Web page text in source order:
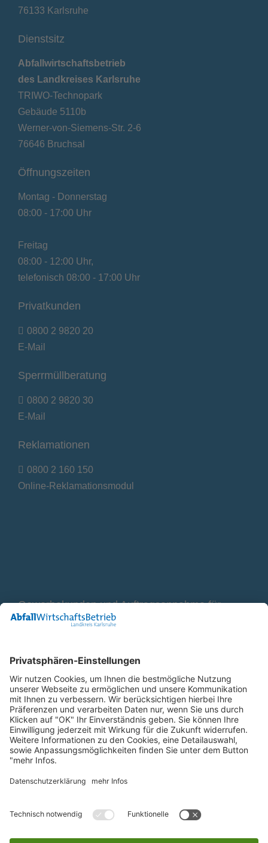
76133 Karlsruhe
Dienstsitz
Abfallwirtschaftsbetrieb
des Landkreises Karlsruhe
TRIWO-Technopark
Gebäude 5110b
Werner-von-Siemens-Str. 2-6
76646 Bruchsal
Öffnungszeiten
Montag - Donnerstag
08:00 - 17:00 Uhr
Freitag
08:00 - 12:00 Uhr,
telefonisch 08:00 - 17:00 Uhr
Privatkunden
0800 2 9820 20
E-Mail
Sperrmüllberatung
0800 2 9820 30
E-Mail
Reklamationen
0800 2 160 150
Online-Reklamationsmodul
Gewerbekunden und Auftragsannahme für
Container
E-Mail
Bleiben Sie in Verbindung
Facebook Landkreis Karlsruhe
Instagram Landkreis Karlsruhe
Startseite Impressum Datenschutz
Anfahrt
Barriere melden
Barrierefreiheit